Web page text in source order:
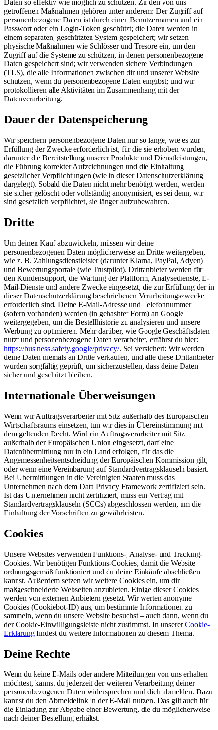
Daten so effektiv wie möglich zu schützen. Zu den von uns
getroffenen Maßnahmen gehören unter anderem: Der Zugriff auf
personenbezogene Daten ist durch einen Benutzernamen und ein
Passwort oder ein Login-Token geschützt; die Daten werden in
einem separaten, geschützten System gespeichert; wir setzen
physische Maßnahmen wie Schlösser und Tresore ein, um den
Zugriff auf die Systeme zu schützen, in denen personenbezogene
Daten gespeichert sind; wir verwenden sichere Verbindungen
(TLS), die alle Informationen zwischen dir und unserer Website
schützen, wenn du personenbezogene Daten eingibst; und wir
protokollieren alle Aktivitäten im Zusammenhang mit der
Datenverarbeitung.
Dauer der Datenspeicherung
Wir speichern personenbezogene Daten nur so lange, wie es zur
Erfüllung der Zwecke erforderlich ist, für die sie erhoben wurden,
darunter die Bereitstellung unserer Produkte und Dienstleistungen,
die Führung korrekter Aufzeichnungen und die Einhaltung
gesetzlicher Verpflichtungen (wie in dieser Datenschutzerklärung
dargelegt). Sobald die Daten nicht mehr benötigt werden, werden
sie sicher gelöscht oder vollständig anonymisiert, es sei denn, wir
sind gesetzlich verpflichtet, sie länger aufzubewahren.
Dritte
Um deinen Kauf abzuwickeln, müssen wir deine
personenbezogenen Daten möglicherweise an Dritte weitergeben,
wie z. B. Zahlungsdienstleister (darunter Klarna, PayPal, Adyen)
und Bewertungsportale (wie Trustpilot). Drittanbieter werden für
den Kundensupport, die Wartung der Plattform, Analysedienste, E-
Mail-Dienste und andere Zwecke eingesetzt, die zur Erfüllung der in
dieser Datenschutzerklärung beschriebenen Verarbeitungszwecke
erforderlich sind. Deine E-Mail-Adresse und Telefonnummer
(sofern vorhanden) werden (in gehashter Form) an Google
weitergegeben, um die Bestellhistorie zu analysieren und unsere
Werbung zu optimieren. Mehr darüber, wie Google Geschäftsdaten
nutzt und personenbezogene Daten verarbeitet, erfährst du hier:
https://business.safety.google/privacy/. Sei versichert: Wir werden
deine Daten niemals an Dritte verkaufen, und alle diese Drittanbieter
wurden sorgfältig geprüft, um sicherzustellen, dass deine Daten
sicher und geschützt bleiben.
Internationale Überweisungen
Wenn wir Auftragsverarbeiter mit Sitz außerhalb des Europäischen
Wirtschaftsraums einsetzen, tun wir dies in Übereinstimmung mit
dem geltenden Recht. Wird ein Auftragsverarbeiter mit Sitz
außerhalb der Europäischen Union eingesetzt, darf eine
Datenübermittlung nur in ein Land erfolgen, für das die
Angemessenheitsentscheidung der Europäischen Kommission gilt,
oder wenn eine Vereinbarung auf Standardvertragsklauseln basiert.
Bei Übermittlungen in die Vereinigten Staaten muss das
Unternehmen nach dem Data Privacy Framework zertifiziert sein.
Ist das Unternehmen nicht zertifiziert, muss ein Vertrag mit
Standardvertragsklauseln (SCCs) abgeschlossen werden, um die
Einhaltung der Vorschriften zu gewährleisten.
Cookies
Unsere Websites verwenden Funktions-, Analyse- und Tracking-
Cookies. Wir benötigen Funktions-Cookies, damit die Website
ordnungsgemäß funktioniert und du deine Einkäufe abschließen
kannst. Außerdem setzen wir weitere Cookies ein, um dir
maßgeschneiderte Webseiten anzubieten. Einige dieser Cookies
werden von externen Anbietern gesetzt. Wir werten anonyme
Cookies (Cookiebot-ID) aus, um bestimmte Informationen zu
sammeln, wenn du unsere Website besuchst – auch dann, wenn du
der Cookie-Einwilligungsleiste nicht zustimmst. In unsererCookie-
Erklärung findest du weitere Informationen zu diesem Thema.
Deine Rechte
Wenn du keine E-Mails oder andere Mitteilungen von uns erhalten
möchtest, kannst du jederzeit der weiteren Verarbeitung deiner
personenbezogenen Daten widersprechen und dich abmelden. Dazu
kannst du den Abmeldelink in der E-Mail nutzen. Das gilt auch für
die Einladung zur Abgabe einer Bewertung, die du möglicherweise
nach deiner Bestellung erhältst.